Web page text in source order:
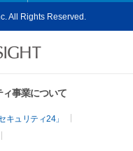
All Rights Reserved.
事業について
キュリティ24」